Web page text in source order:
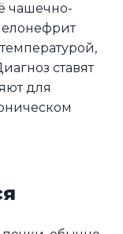
чашечно-
ставят
для